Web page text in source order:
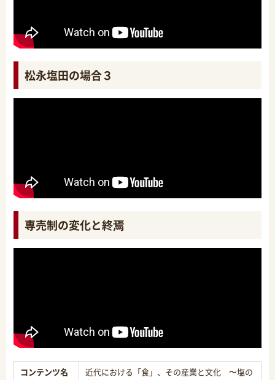
松永塩田の場合３
専売制の変化と終焉
コンテンツ名
近代における「食」、その産業と文化 〜塩の